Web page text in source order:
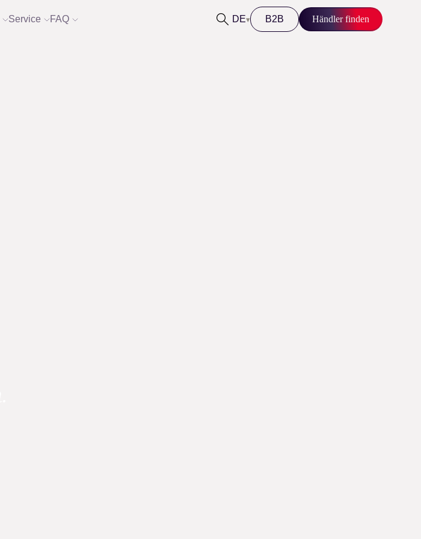
Service FAQ DE▾ B2B Händler finden